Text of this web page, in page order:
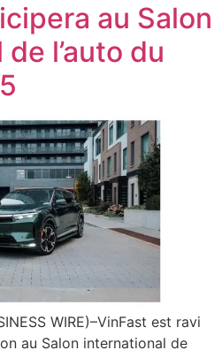
au Salon
l’auto du
WIRE)–VinFast est ravi
au Salon international de